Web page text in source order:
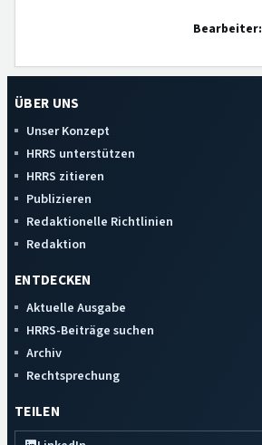
Bearbeiter:
ÜBER UNS
Unser Konzept
HRRS unterstützen
HRRS zitieren
Publizieren
Redaktionelle Richtlinien
Redaktion
ENTDECKEN
Aktuelle Ausgabe
HRRS-Beiträge suchen
Archiv
Rechtsprechung
TEILEN